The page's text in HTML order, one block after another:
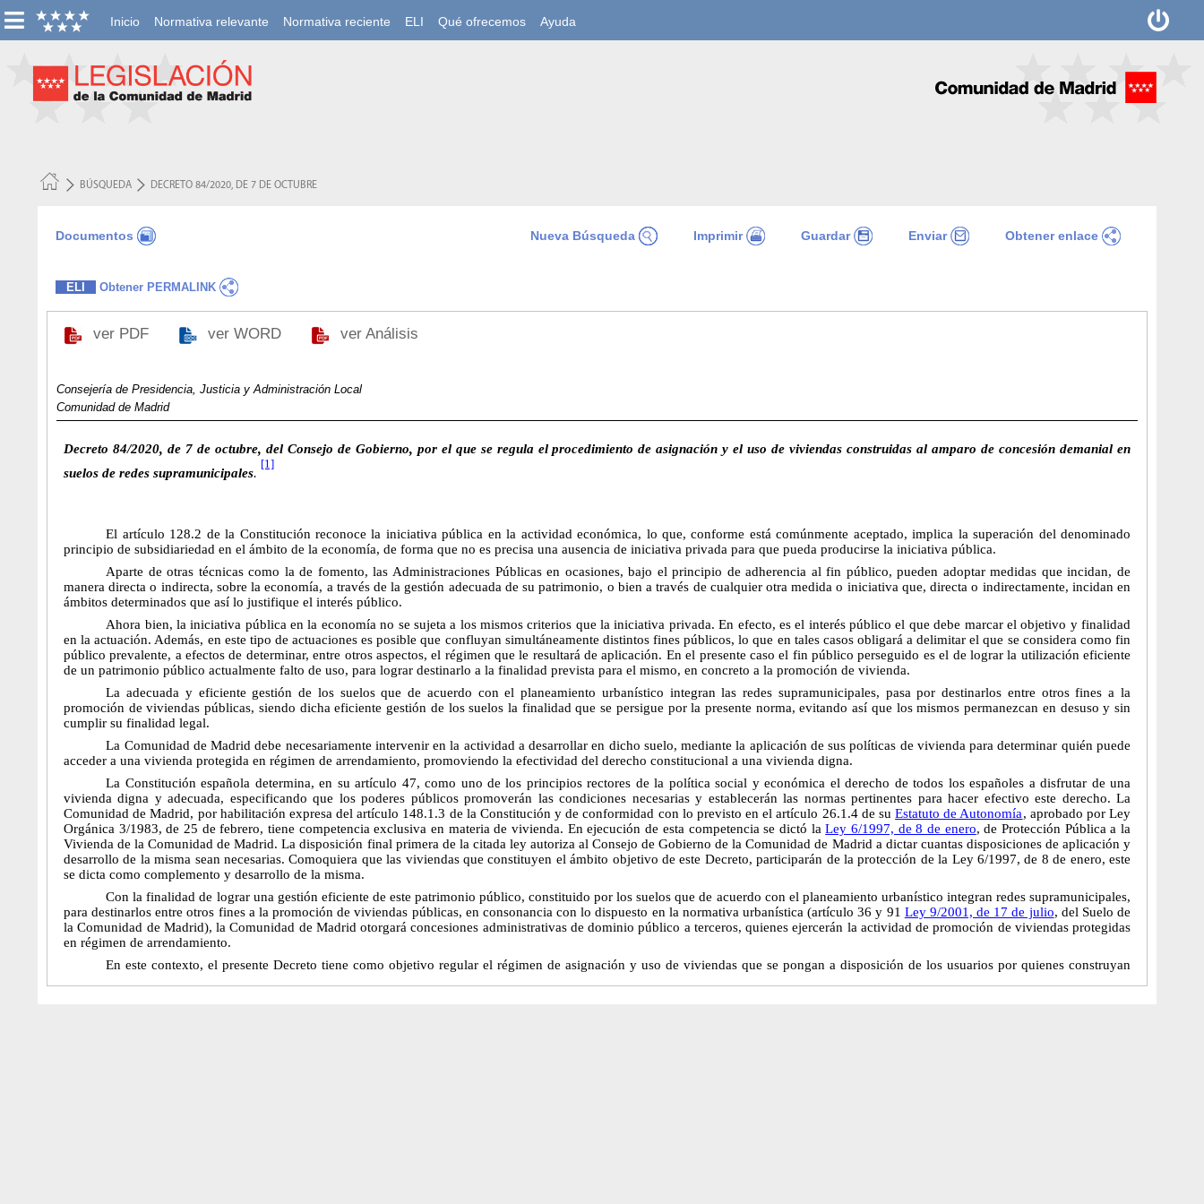
Inicio Normativa relevante Normativa reciente ELI Qué ofrecemos Ayuda
BÚSQUEDA DECRETO 84/2020, DE 7 DE OCTUBRE
Obtener enlace
Enviar
Guardar
Imprimir
Nueva Búsqueda
Documentos
ELI Obtener PERMALINK
ver PDF ver WORD ver Análisis
Consejería de Presidencia, Justicia y Administración Local
Comunidad de Madrid